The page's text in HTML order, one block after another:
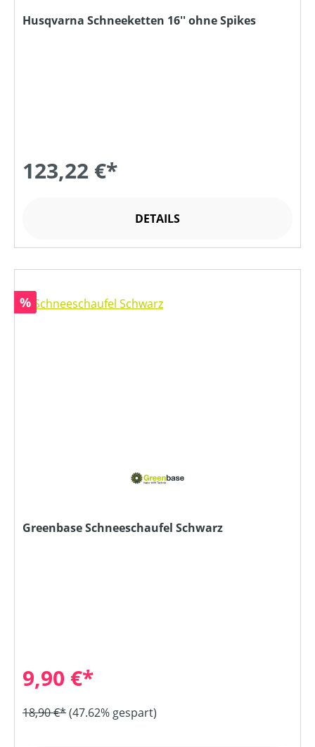
Husqvarna Schneeketten 16'' ohne Spikes
123,22 €*
DETAILS
Rabatt
%
Greenbase Schneeschaufel Schwarz
9,90 €*
18,90 €*(47.62% gespart)